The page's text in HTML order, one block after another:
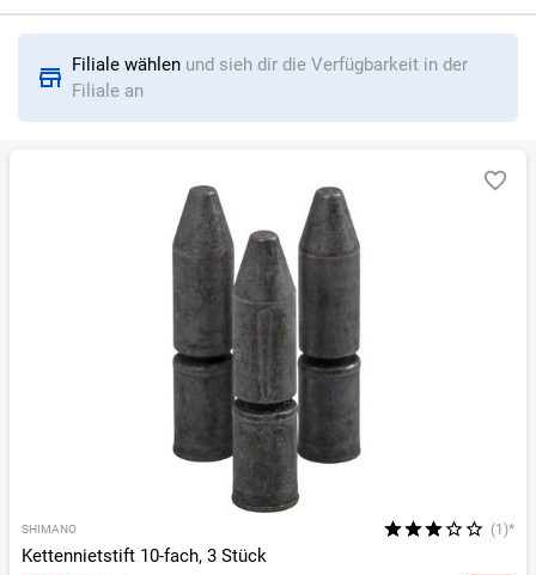
Filiale wählen und sieh dir die Verfügbarkeit in der
Filiale an
SHIMANO (1)*
Kettennietstift 10-fach, 3 Stück